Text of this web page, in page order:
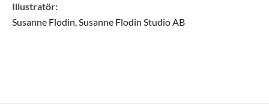
Illustratör:
Susanne Flodin,Susanne Flodin Studio AB